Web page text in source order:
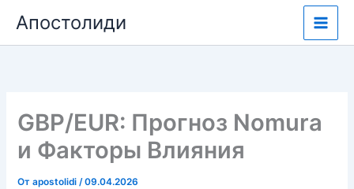
содержимому
Апостолиди
GBP/EUR: Прогноз Nomura
и Факторы Влияния
Отapostolidi/09.04.2026